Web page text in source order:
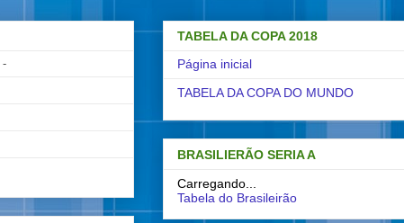
-
TABELA DA COPA 2018
Página inicial
TABELA DA COPA DO MUNDO
BRASILIERÃO SERIA A
Carregando...
Tabela do Brasileirão